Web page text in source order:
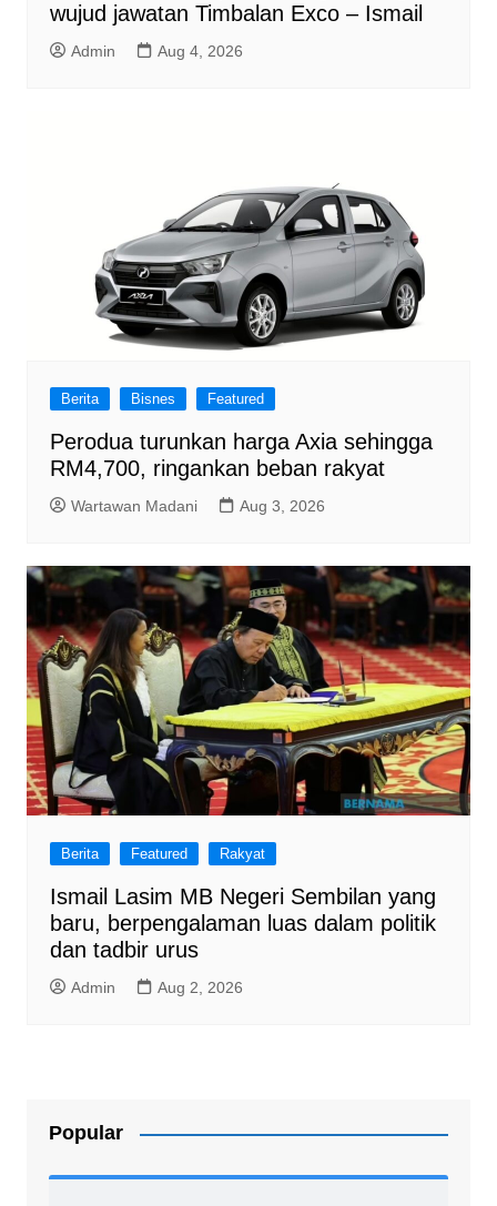
wujud jawatan Timbalan Exco – Ismail
Admin Aug 4, 2026
Berita Bisnes Featured
Perodua turunkan harga Axia sehingga
RM4,700, ringankan beban rakyat
Wartawan Madani Aug 3, 2026
Berita Featured Rakyat
Ismail Lasim MB Negeri Sembilan yang
baru, berpengalaman luas dalam politik
dan tadbir urus
Admin Aug 2, 2026
Popular